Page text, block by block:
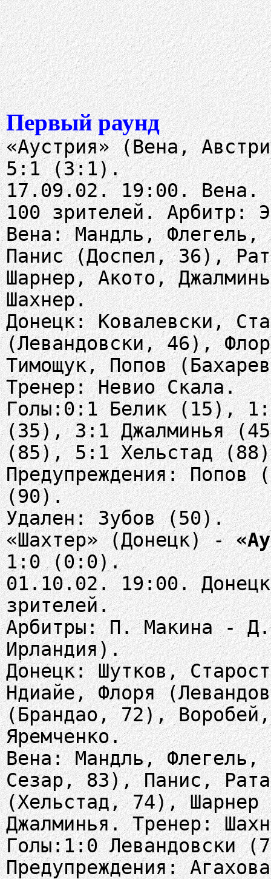
Первый раунд
«Аустрия» (Вена,
5:1 (3:1).
17.09.02. 19:00. Вена.
100 зрителей. Арбитр:
Вена: Мандль,
Панис (Доспел, 36),
Шарнер, Акото,
Шахнер.
Донецк: Ковалевски,
(Левандовски, 46),
Тимощук, Попов
Тренер: Невио Скала.
Голы:0:1 Белик (15),
(35), 3:1 Джалминья
(85), 5:1 Хельстад
Предупреждения:
(90).
Удален: Зубов (50).
«Шахтер» (Донецк) -
1:0 (0:0).
01.10.02. 19:00.
зрителей.
Арбитры: П. Макина -
Ирландия).
Донецк: Шутков,
Ндиайе, Флоря
(Брандао, 72),
Яремченко.
Вена: Мандль, Флегель,
Сезар, 83), Панис,
(Хельстад, 74),
Джалминья. Тренер:
Голы:1:0 Левандовски
Предупреждения: